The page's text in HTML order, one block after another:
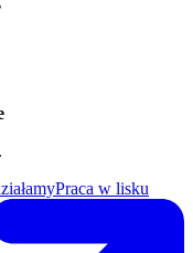
Praca w lisku